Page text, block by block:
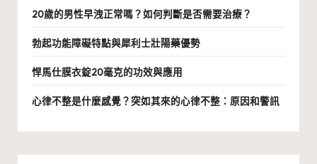
20歲的男性早洩正常嗎？如何判斷是否需要治療？
勃起功能障礙特點與犀利士壯陽藥優勢
悍馬仕膜衣錠20毫克的功效與應用
心律不整是什麼感覺？突如其來的心律不整：原因和警訊